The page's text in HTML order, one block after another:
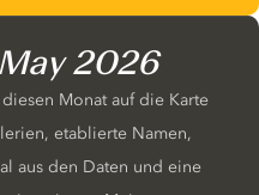
May 2026
Monat auf die Karte
etablierte Namen,
aus den Daten und eine